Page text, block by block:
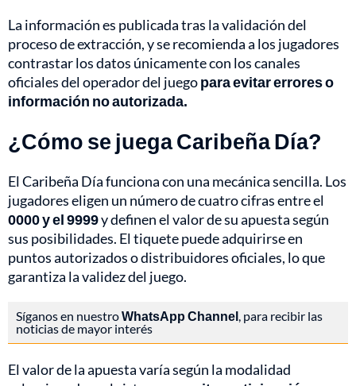
La información es publicada tras la validación del
proceso de extracción, y se recomienda a los jugadores
contrastar los datos únicamente con los canales
oficiales del operador del juegopara evitar errores o
información no autorizada.
¿Cómo se juega Caribeña Día?
El Caribeña Día funciona con una mecánica sencilla. Los
jugadores eligen un número de cuatro cifras entre el
0000 y el 9999y definen el valor de su apuesta según
sus posibilidades. El tiquete puede adquirirse en
puntos autorizados o distribuidores oficiales, lo que
garantiza la validez del juego.
Síganos en nuestroWhatsApp Channel, para recibir las
noticias de mayor interés
El valor de la apuesta varía según la modalidad